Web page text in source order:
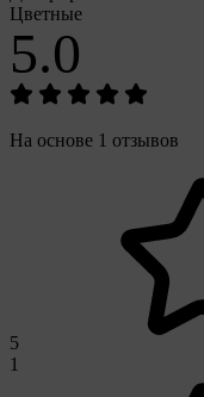
Цветные
5.0
На основе 1 отзывов
5
1